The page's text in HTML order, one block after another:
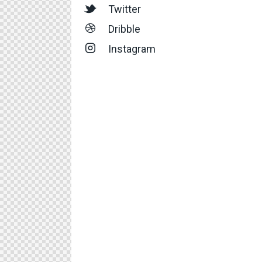
Twitter
Dribble
Instagram